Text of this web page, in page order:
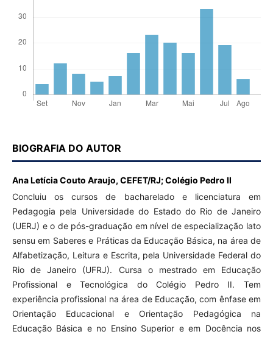
BIOGRAFIA DO AUTOR
Ana Letícia Couto Araujo, CEFET/RJ; Colégio Pedro II
Concluiu os cursos de bacharelado e licenciatura em
Pedagogia pela Universidade do Estado do Rio de Janeiro
(UERJ) e o de pós-graduação em nível de especialização lato
sensu em Saberes e Práticas da Educação Básica, na área de
Alfabetização, Leitura e Escrita, pela Universidade Federal do
Rio de Janeiro (UFRJ). Cursa o mestrado em Educação
Profissional e Tecnológica do Colégio Pedro II. Tem
experiência profissional na área de Educação, com ênfase em
Orientação Educacional e Orientação Pedagógica na
Educação Básica e no Ensino Superior e em Docência nos